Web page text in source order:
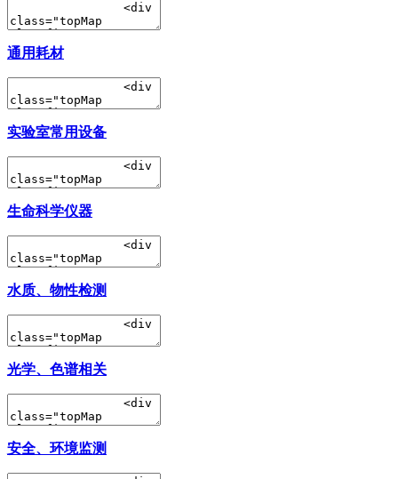
通用耗材
实验室常用设备
生命科学仪器
水质、物性检测
光学、色谱相关
安全、环境监测